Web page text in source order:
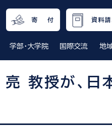
寄 付 資料請
学部・大学院 国際交流 地
教授が、